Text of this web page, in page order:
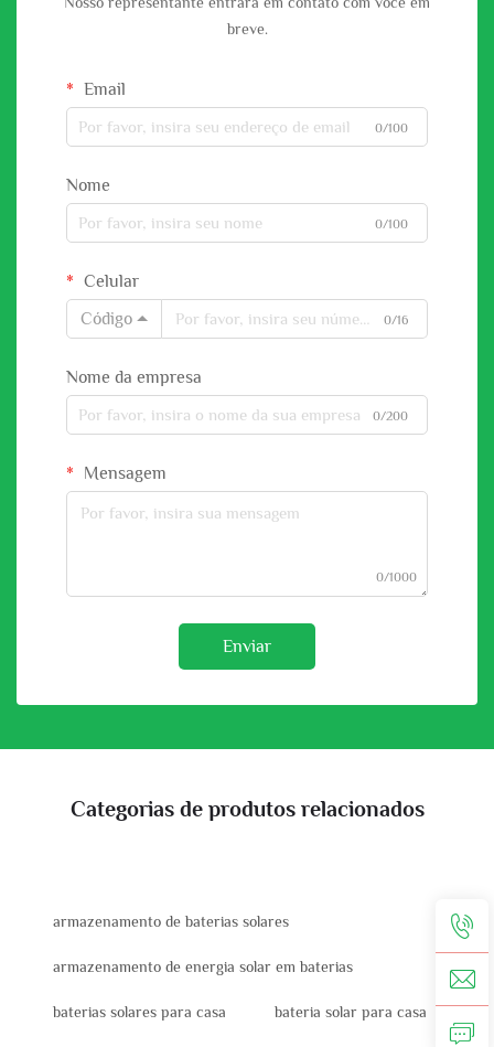
breve.
Email
0/100
Nome
0/100
Celular
Código
0/16
Nome da empresa
0/200
Mensagem
0/1000
Enviar
Categorias de produtos relacionados
armazenamento de baterias solares
armazenamento de energia solar em baterias
baterias solares para casa bateria solar para casa